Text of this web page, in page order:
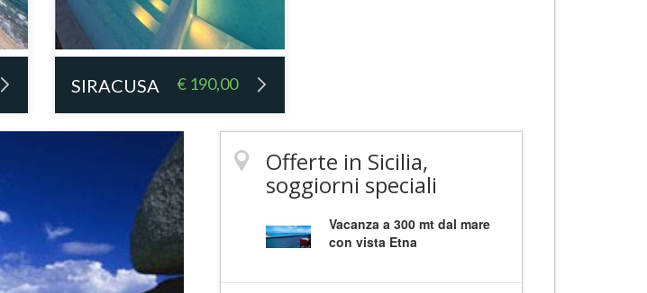
SIRACUSA € 190,00
Offerte in Sicilia,
soggiorni speciali
Vacanza a 300 mt dal mare
con vista Etna